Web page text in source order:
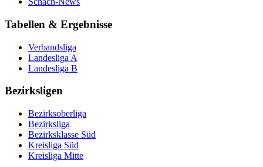
Tabellen & Ergebnisse
Verbandsliga
Landesliga A
Landesliga B
Bezirksligen
Bezirksoberliga
Bezirksliga
Bezirksklasse Süd
Kreisliga Süd
Kreisliga Mitte